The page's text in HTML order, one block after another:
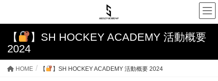
【
】SH HOCKEY ACADEMY 活動概要
2024
HOME 【 】SH HOCKEY ACADEMY 活動概要 2024